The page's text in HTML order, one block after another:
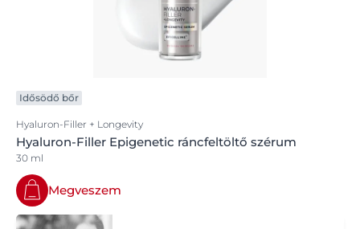
Idősödő bőr
Hyaluron-Filler + Longevity
Hyaluron-Filler Epigenetic ráncfeltöltő szérum
30 ml
Megveszem